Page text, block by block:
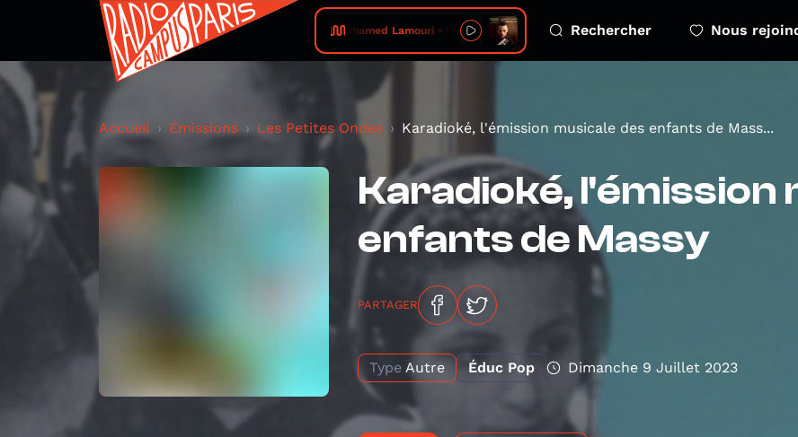
Mohamed Lamouri • Rire Anti Rechercher Nous
Accueil Émissions Les Petites Ondes Karadioké, l'émission musicale des enfants de Mass...
Karadioké, l'émission
enfants de Massy
PARTAGER
Type Autre Éduc Pop Dimanche 9 Juillet 2023